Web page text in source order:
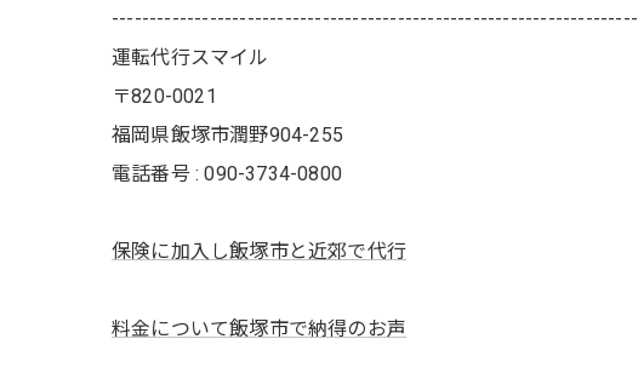
----------------------------------------------------------------------
運転代行スマイル
〒820-0021
福岡県飯塚市潤野904-255
電話番号 : 090-3734-0800
保険に加入し飯塚市と近郊で代行
料金について飯塚市で納得のお声